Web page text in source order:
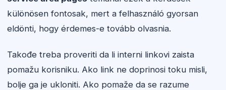
különösen fontosak, mert a felhasználó gyorsan
eldönti, hogy érdemes-e tovább olvasnia.
Takođe treba proveriti da li interni linkovi zaista
pomažu korisniku. Ako link ne doprinosi toku misli,
bolje ga je ukloniti. Ako pomaže da se razume